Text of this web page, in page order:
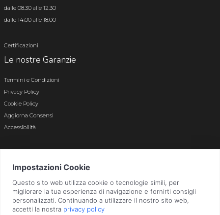
dalle 08.30 alle 12.30
dalle 14.00 alle 18.00
Certificazioni
Le nostre Garanzie
Termini e Condizioni
Privacy Policy
Cookie Policy
Aggiorna Consensi
Accessibilità
Bergamo n. 01496180165 · Capitale Sociale i.v. € 800.000,00